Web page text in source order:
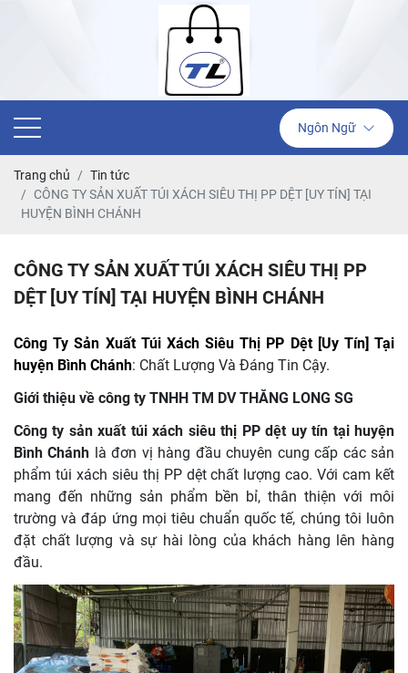
Ngôn Ngữ
Trang chủ
Tin tức
CÔNG TY SẢN XUẤT TÚI XÁCH SIÊU THỊ PP DỆT [UY TÍN] TẠI
HUYỆN BÌNH CHÁNH
CÔNG TY SẢN XUẤT TÚI XÁCH SIÊU THỊ PP
DỆT [UY TÍN] TẠI HUYỆN BÌNH CHÁNH
Công Ty Sản Xuất Túi Xách Siêu Thị PP Dệt [Uy Tín] Tại
huyện Bình Chánh: Chất Lượng Và Đáng Tin Cậy.
Giới thiệu về công ty TNHH TM DV THĂNG LONG SG
Công ty sản xuất túi xách siêu thị PP dệt uy tín tại huyện
Bình Chánh là đơn vị hàng đầu chuyên cung cấp các sản
phẩm túi xách siêu thị PP dệt chất lượng cao. Với cam kết
mang đến những sản phẩm bền bỉ, thân thiện với môi
trường và đáp ứng mọi tiêu chuẩn quốc tế, chúng tôi luôn
đặt chất lượng và sự hài lòng của khách hàng lên hàng
đầu.